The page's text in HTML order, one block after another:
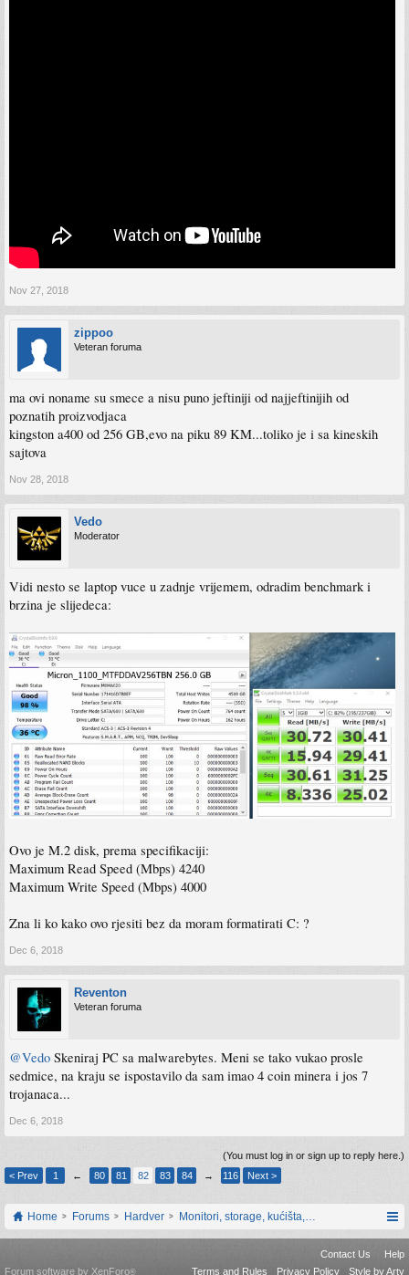
Nov 27, 2018
zippoo
Veteran foruma
ma ovi noname su smece a nisu puno jeftiniji od najjeftinijih od
poznatih proizvodjaca
kingston a400 od 256 GB,evo na piku 89 KM...toliko je i sa kineskih
sajtova
Nov 28, 2018
Vedo
Moderator
Vidi nesto se laptop vuce u zadnje vrijemem, odradim benchmark i
brzina je slijedeca:
Ovo je M.2 disk, prema specifikaciji:
Maximum Read Speed (Mbps) 4240
Maximum Write Speed (Mbps) 4000
Zna li ko kako ovo rjesiti bez da moram formatirati C: ?
Dec 6, 2018
Reventon
Veteran foruma
@Vedo Skeniraj PC sa malwarebytes. Meni se tako vukao prosle
sedmice, na kraju se ispostavilo da sam imao 4 coin minera i jos 7
trojanaca...
Dec 6, 2018
(You must log in or sign up to reply here.)
< Prev
1 ← 80 81 82 83 84 → 116 Next >
Home Forums Hardver Monitori, storage, kućišta, periferija
Contact Us
Help
Terms and Rules
Privacy Policy Style by Arty
Forum software by XenForo®